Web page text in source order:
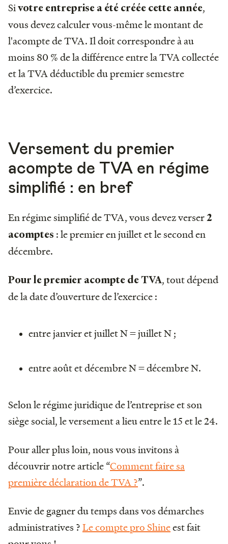
Sivotre entreprise a été créée cette année,
vous devez calculer vous-même le montant de
l'acompte de TVA. Il doit correspondre à au
moins 80 % de la différence entre la TVA collectée
et la TVA déductible du premier semestre
d’exercice.
Versement du premier
acompte de TVA en régime
simplifié : en bref
En régime simplifié de TVA, vous devez verser 2
acomptes : le premier en juillet et le second en
décembre.
Pour le premier acompte de TVA, tout dépend
de la date d’ouverture de l’exercice :
entre janvier et juillet N = juillet N ;
entre août et décembre N = décembre N.
Selon le régime juridique de l’entreprise et son
siège social, le versement a lieu entre le 15 et le 24.
Pour aller plus loin, nous vous invitons à
découvrir notre article “Comment faire sa
première déclaration de TVA ?”.
Envie de gagner du temps dans vos démarches
administratives ?Le compte pro Shineest fait